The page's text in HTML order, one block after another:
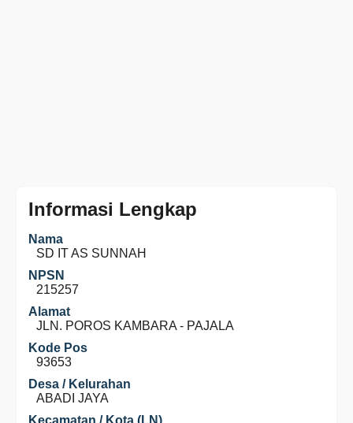
Informasi Lengkap
Nama
SD IT AS SUNNAH
NPSN
215257
Alamat
JLN. POROS KAMBARA - PAJALA
Kode Pos
93653
Desa / Kelurahan
ABADI JAYA
Kecamatan / Kota (LN)